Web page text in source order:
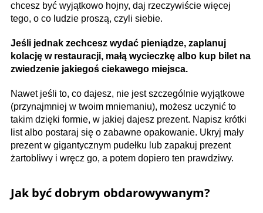
chcesz być wyjątkowo hojny, daj rzeczywiście więcej
tego, o co ludzie proszą, czyli siebie.
Jeśli jednak zechcesz wydać pieniądze, zaplanuj
kolację w restauracji, małą wycieczkę albo kup bilet na
zwiedzenie jakiegoś ciekawego miejsca.
Nawet jeśli to, co dajesz, nie jest szczególnie wyjątkowe
(przynajmniej w twoim mniemaniu), możesz uczynić to
takim dzięki formie, w jakiej dajesz prezent. Napisz krótki
list albo postaraj się o zabawne opakowanie. Ukryj mały
prezent w gigantycznym pudełku lub zapakuj prezent
żartobliwy i wręcz go, a potem dopiero ten prawdziwy.
Jak być dobrym obdarowywanym?